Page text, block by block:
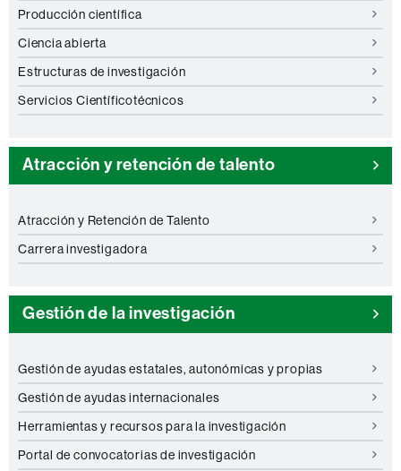
Producción científica
Ciencia abierta
Estructuras de investigación
Servicios Científicotécnicos
Atracción y retención de talento
Atracción y Retención de Talento
Carrera investigadora
Gestión de la investigación
Gestión de ayudas estatales, autonómicas y propias
Gestión de ayudas internacionales
Herramientas y recursos para la investigación
Portal de convocatorias de investigación